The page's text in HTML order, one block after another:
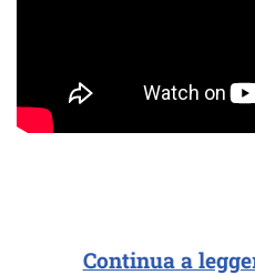
Continua a